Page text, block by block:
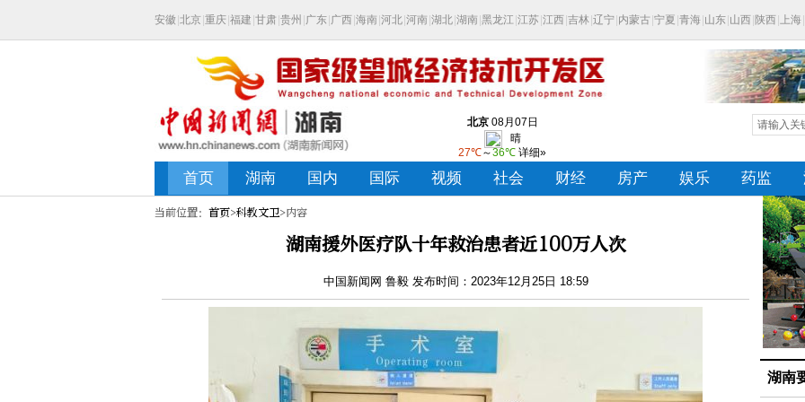
当前位置： 首页>科教文卫>内容
湖南援外医疗队十年救治患者近100万人次
中国新闻网 鲁毅 发布时间：2023年12月25日 18:59
湖南